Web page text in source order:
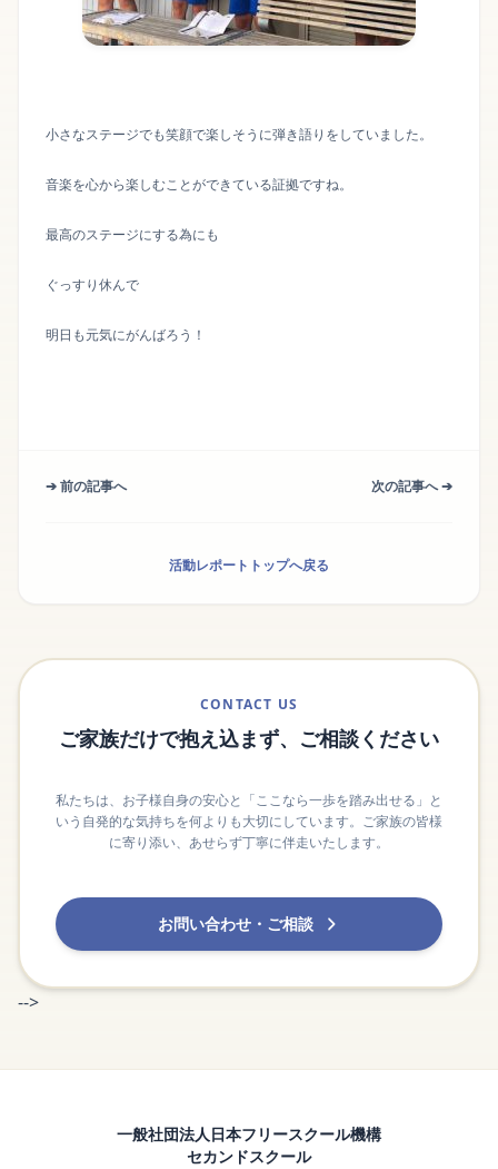
小さなステージでも笑顔で楽しそうに弾き語りをしていました。
音楽を心から楽しむことができている証拠ですね。
最高のステージにする為にも
ぐっすり休んで
明日も元気にがんばろう！
➔ 前の記事へ 次の記事へ ➔
活動レポートトップへ戻る
CONTACT US
ご家族だけで抱え込まず、ご相談ください
私たちは、お子様自身の安心と「ここなら一歩を踏み出せる」と
いう自発的な気持ちを何よりも大切にしています。ご家族の皆様
に寄り添い、あせらず丁寧に伴走いたします。
お問い合わせ・ご相談
-->
一般社団法人日本フリースクール機構
セカンドスクール